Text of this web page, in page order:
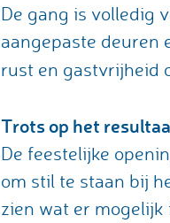
De gang is volledig
aangepaste deuren
rust en gastvrijheid
Trots op het
De feestelijke
om stil te staan bij
zien wat er